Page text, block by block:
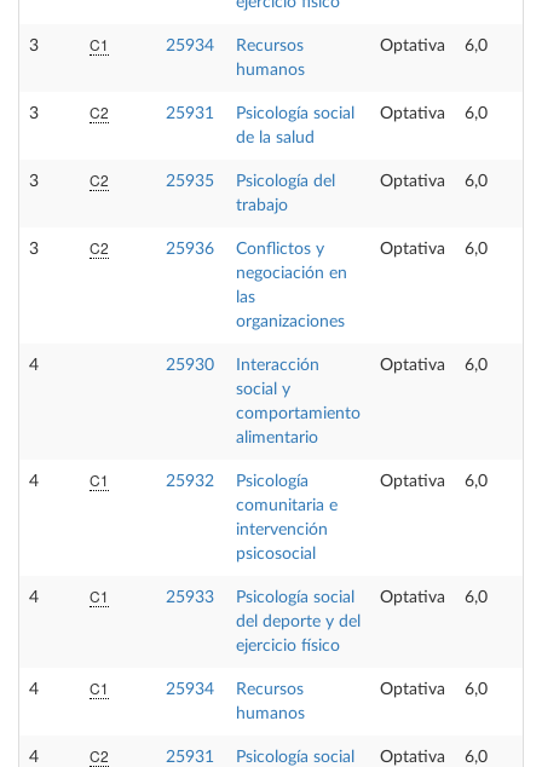
3 C1 25934
Recursos
humanos
Optativa 6,0
3 C2 25931
Psicología social
de la salud
Optativa 6,0
3 C2 25935
Psicología del
trabajo
Optativa 6,0
3 C2 25936
Conflictos y
negociación en
las
organizaciones
Optativa 6,0
4 25930
Interacción
social y
comportamiento
alimentario
Optativa 6,0
4 C1 25932
Psicología
comunitaria e
intervención
psicosocial
Optativa 6,0
4 C1 25933
Psicología social
del deporte y del
ejercicio físico
Optativa 6,0
4 C1 25934
Recursos
humanos
Optativa 6,0
4 C2 25931
Psicología social
Optativa 6,0